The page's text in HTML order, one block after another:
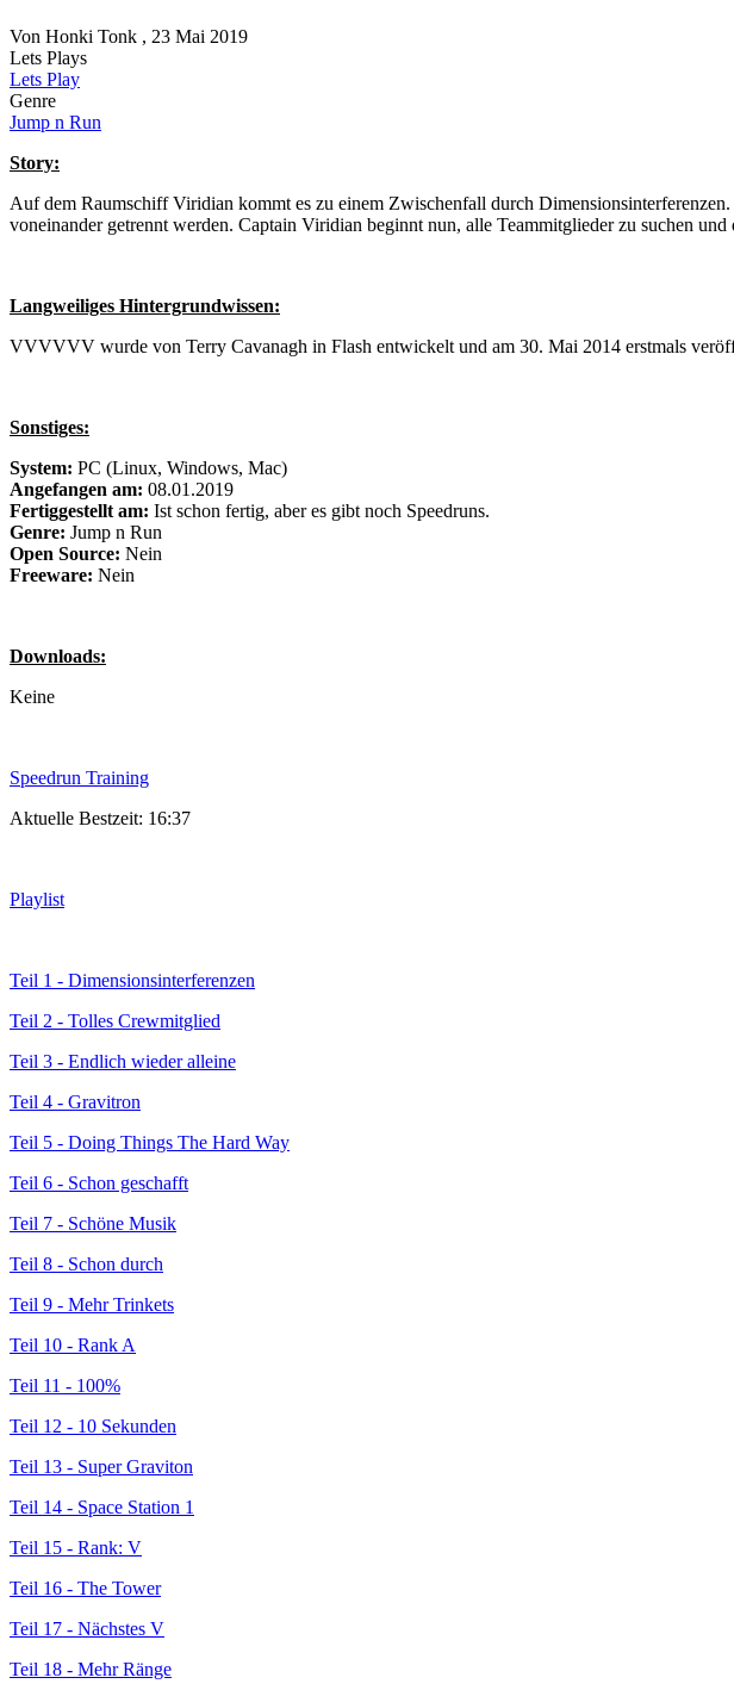
Von Honki Tonk , 23 Mai 2019
Lets Plays
Lets Play
Genre
Jump n Run
Story:
Auf dem Raumschiff Viridian kommt es zu einem Zwischenfall durch
voneinander getrennt werden. Captain Viridian beginnt nun, alle Teammitglieder zu suchen
Langweiliges Hintergrundwissen:
VVVVVV wurde von Terry Cavanagh in Flash entwickelt und am 30. Mai 2014 erstmals
Sonstiges:
System: PC (Linux, Windows, Mac)
Angefangen am: 08.01.2019
Fertiggestellt am: Ist schon fertig, aber es gibt noch Speedruns.
Genre: Jump n Run
Open Source: Nein
Freeware: Nein
Downloads:
Keine
Speedrun Training
Aktuelle Bestzeit: 16:37
Playlist
Teil 1 - Dimensionsinterferenzen
Teil 2 - Tolles Crewmitglied
Teil 3 - Endlich wieder alleine
Teil 4 - Gravitron
Teil 5 - Doing Things The Hard Way
Teil 6 - Schon geschafft
Teil 7 - Schöne Musik
Teil 8 - Schon durch
Teil 9 - Mehr Trinkets
Teil 10 - Rank A
Teil 11 - 100%
Teil 12 - 10 Sekunden
Teil 13 - Super Graviton
Teil 14 - Space Station 1
Teil 15 - Rank: V
Teil 16 - The Tower
Teil 17 - Nächstes V
Teil 18 - Mehr Ränge